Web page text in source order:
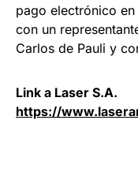
pago electrónico
con un
Carlos de Pauli y
Link a Laser S.A.
https://